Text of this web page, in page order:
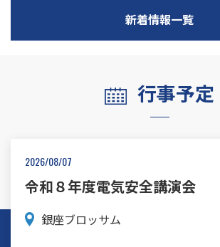
新着情報一覧
行事予定
2026/08/07
令和８年度電気安全講演会
銀座ブロッサム